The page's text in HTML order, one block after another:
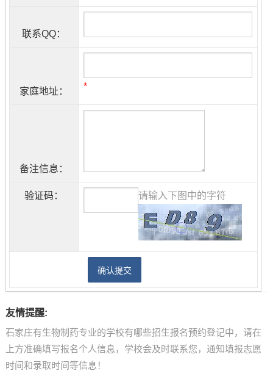
联系QQ：
家庭地址： *
备注信息：
验证码： 请输入下图中的字符
友情提醒:
石家庄有生物制药专业的学校有哪些招生报名预约登记中，请在
上方准确填写报名个人信息，学校会及时联系您，通知填报志愿
时间和录取时间等信息！